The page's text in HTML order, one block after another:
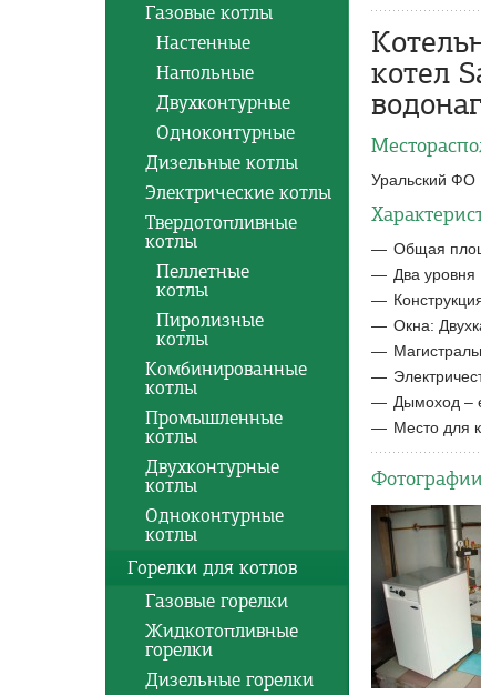
котел
Уральский ФО
Общая
Два уровня
Окна:
Дымоход –
Место для
Газовые котлы
Настенные
Напольные
Двухконтурные
Одноконтурные
Дизельные котлы
Электрические котлы
Твердотопливные
котлы
Пеллетные
котлы
Пиролизные
котлы
Комбинированные
котлы
Промышленные
котлы
Двухконтурные
котлы
Одноконтурные
котлы
Горелки для котлов
Газовые горелки
Жидкотопливные
горелки
Дизельные горелки